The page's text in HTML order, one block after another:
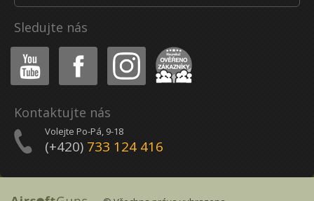
Sledujte nás
Youtube Facebook Instagram Heureka
Kontaktujte nás
Volejte Po-Pá, 9-18
(+420) 733 124 416